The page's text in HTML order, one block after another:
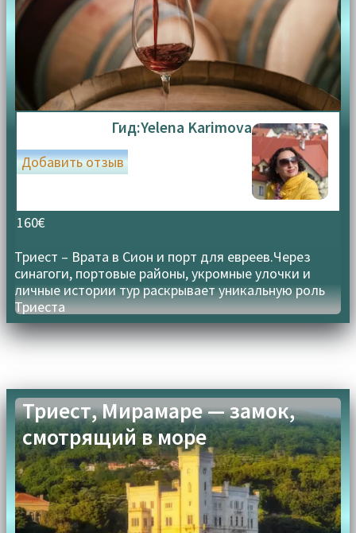
Гид:Yelena Karimova
160€
Добавить отзыв
Триест – Врата в Сион и порт для евреев.Через
синагоги, портовые районы, укромные улочки и
личные истории тур раскрывает уникальную роль
Триеста
Триест, Мирамаре — замок,
смотрящий в море